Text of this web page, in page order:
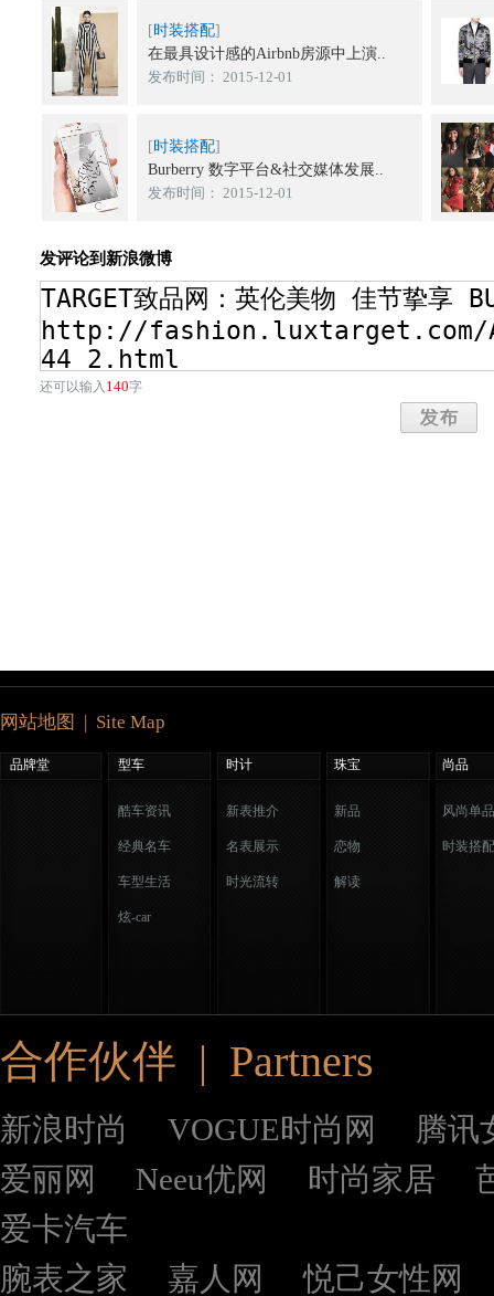
[时装搭配]
在最具设计感的Airbnb房源中上演..
发布时间： 2015-12-01
[时装搭配]
Burberry 数字平台&社交媒体发展..
发布时间： 2015-12-01
发评论到新浪微博
还可以输入 140字
网站地图 | Site Map
品牌堂 型车 时计 珠宝 尚品
酷车资讯
经典名车
车型生活
炫-car
新表推介
名表展示
时光流转
新品
恋物
解读
风尚单品
时装搭配
合作伙伴 | Partners
新浪时尚 VOGUE时尚网
腾讯
爱丽网
Neeu优网 时尚家居
爱卡汽车
腕表之家
嘉人网 悦己女性网